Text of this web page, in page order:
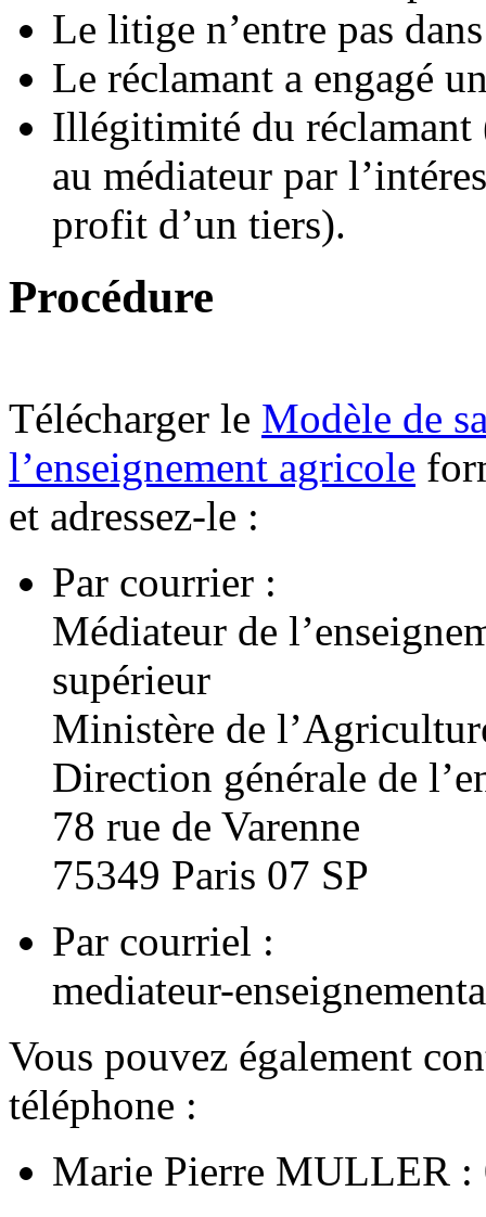
Le litige n’entre pas
Le réclamant a engagé
Illégitimité du réclamant
au médiateur par
profit d’un tiers).
Procédure
Télécharger le Modèle de
l’enseignement agricole
et adressez-le :
Par courrier :
Médiateur de
supérieur
Ministère de
Direction générale de
78 rue de Varenne
75349 Paris 07 SP
Par courriel :
mediateur-
Vous pouvez également
téléphone :
Marie Pierre MULLER :